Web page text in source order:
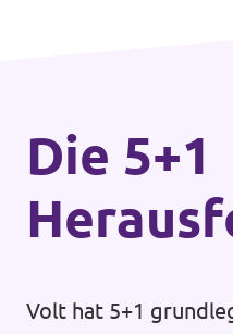
Die 5+1
Volt hat 5+1